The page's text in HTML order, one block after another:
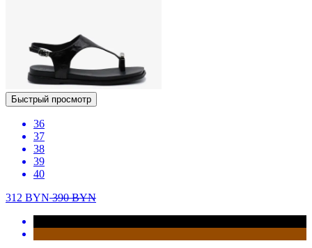
Быстрый просмотр
36
37
38
39
40
312 BYN390BYN